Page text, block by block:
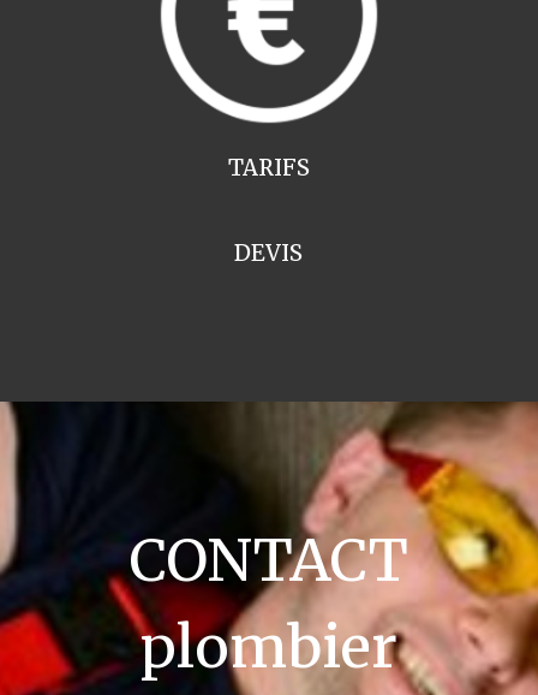
TARIFS
DEVIS
CONTACT
plombier